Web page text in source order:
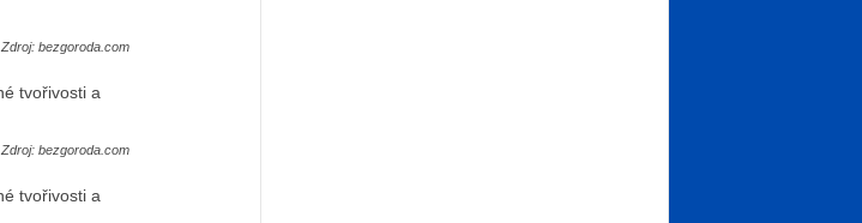
Zdroj: bezgoroda.com
Zdroj: bezgoroda.com